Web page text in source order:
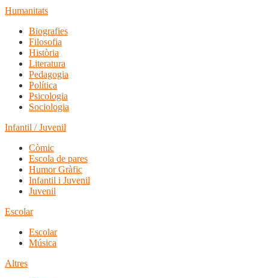
Humanitats
Biografies
Filosofia
Història
Literatura
Pedagogia
Política
Psicologia
Sociologia
Infantil / Juvenil
Còmic
Escola de pares
Humor Gràfic
Infantil i Juvenil
Juvenil
Escolar
Escolar
Música
Altres